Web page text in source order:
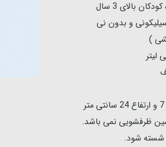
بالای 3 سال
)
ظرفشویی نمی باشد.
شسته شود.